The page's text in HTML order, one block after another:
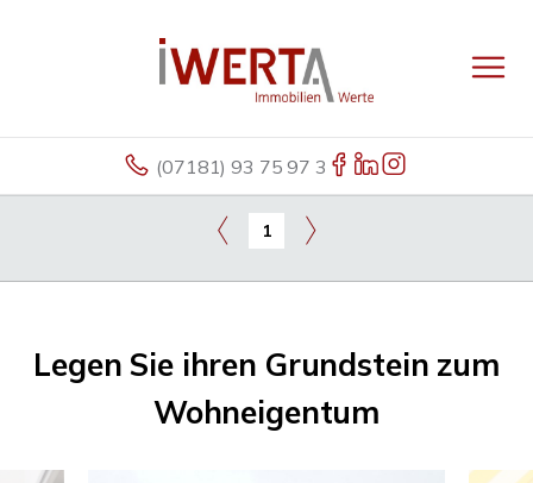
(07181) 93 75 97 3
1
Legen Sie ihren Grundstein zum
Wohneigentum